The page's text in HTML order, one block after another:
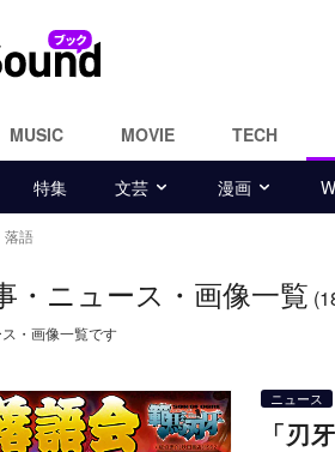
MUSIC MOVIE TECH
特集 文芸 漫画
落語
・ニュース・画像一覧
・画像一覧です
ニュース
「刃